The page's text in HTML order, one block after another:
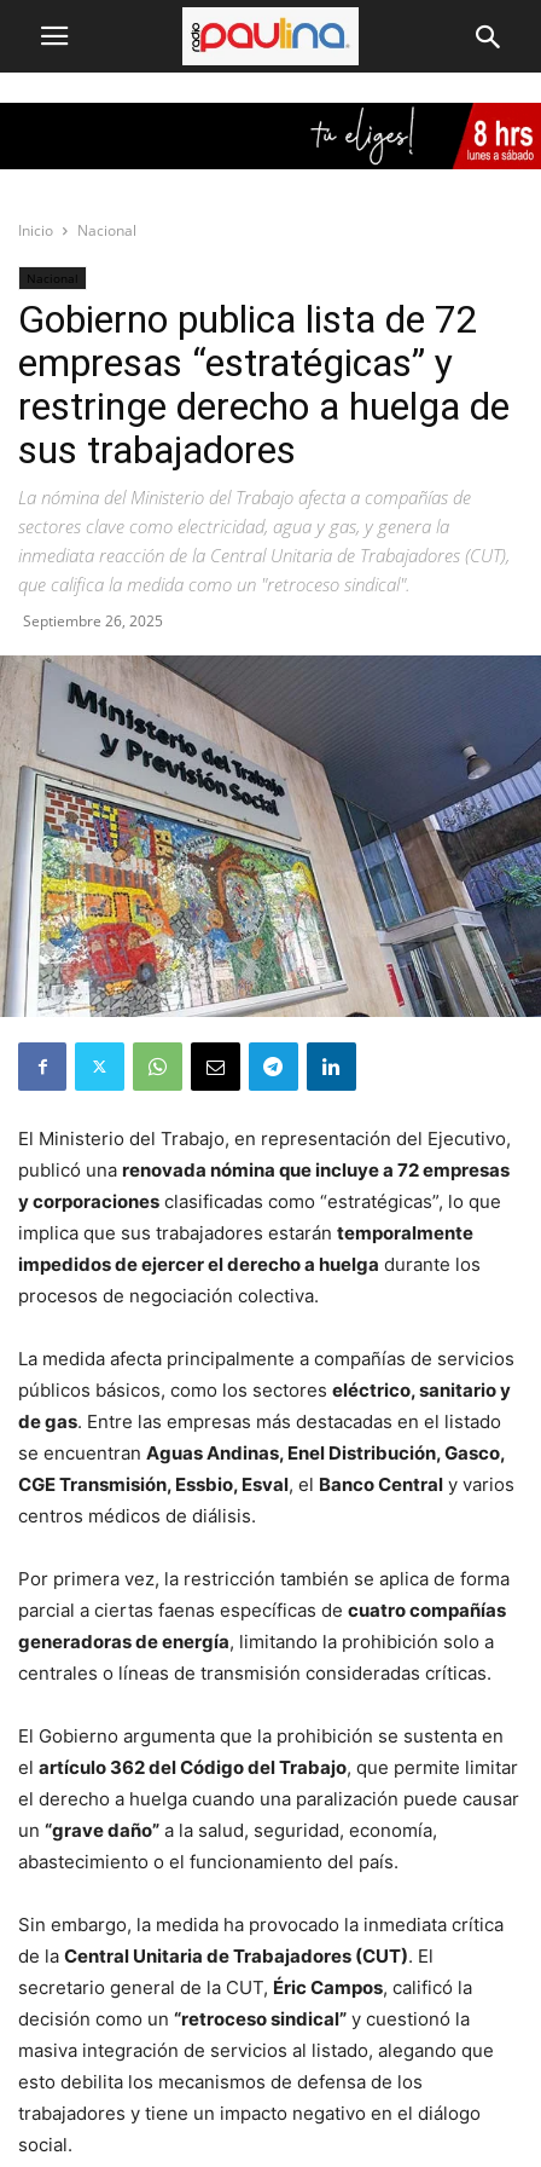
Inicio Nacional
Nacional
Gobierno publica lista de 72
empresas “estratégicas” y
restringe derecho a huelga de
sus trabajadores
La nómina del Ministerio del Trabajo afecta a compañías de
sectores clave como electricidad, agua y gas, y genera la
inmediata reacción de la Central Unitaria de Trabajadores (CUT),
que califica la medida como un "retroceso sindical".
Septiembre 26, 2025
El Ministerio del Trabajo, en representación del Ejecutivo,
publicó una renovada nómina que incluye a 72 empresas
y corporaciones clasificadas como “estratégicas”, lo que
implica que sus trabajadores estarán temporalmente
impedidos de ejercer el derecho a huelga durante los
procesos de negociación colectiva.
La medida afecta principalmente a compañías de servicios
públicos básicos, como los sectores eléctrico, sanitario y
de gas. Entre las empresas más destacadas en el listado
se encuentran Aguas Andinas, Enel Distribución, Gasco,
CGE Transmisión, Essbio, Esval, el Banco Central y varios
centros médicos de diálisis.
Por primera vez, la restricción también se aplica de forma
parcial a ciertas faenas específicas de cuatro compañías
generadoras de energía, limitando la prohibición solo a
centrales o líneas de transmisión consideradas críticas.
El Gobierno argumenta que la prohibición se sustenta en
el artículo 362 del Código del Trabajo, que permite limitar
el derecho a huelga cuando una paralización puede causar
un “grave daño” a la salud, seguridad, economía,
abastecimiento o el funcionamiento del país.
Sin embargo, la medida ha provocado la inmediata crítica
de la Central Unitaria de Trabajadores (CUT). El
secretario general de la CUT, Éric Campos, calificó la
decisión como un “retroceso sindical” y cuestionó la
masiva integración de servicios al listado, alegando que
esto debilita los mecanismos de defensa de los
trabajadores y tiene un impacto negativo en el diálogo
social.